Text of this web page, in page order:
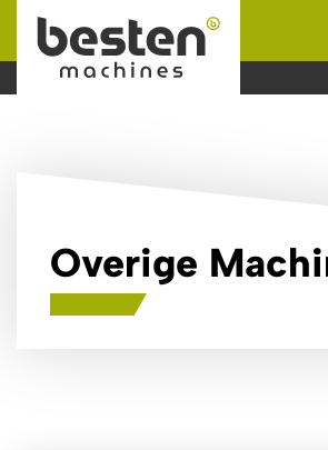
Naar hoofdinhoud
Overige